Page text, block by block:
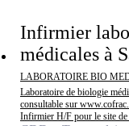
Infirmier
médicales à
LABORATOIRE BIO
Laboratoire de biologie
consultable sur
Infirmier H/F pour le site de